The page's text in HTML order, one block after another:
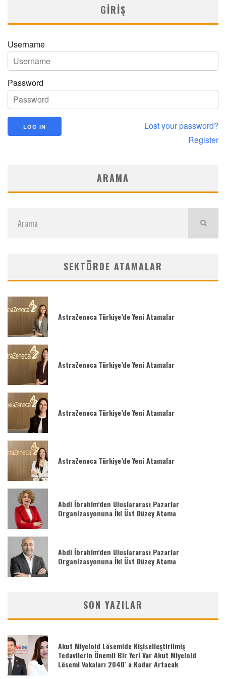
GIRIŞ
Username
Password
Lost your password?
Register
ARAMA
SEKTÖRDE ATAMALAR
AstraZeneca Türkiye’de Yeni Atamalar
AstraZeneca Türkiye’de Yeni Atamalar
AstraZeneca Türkiye’de Yeni Atamalar
AstraZeneca Türkiye’de Yeni Atamalar
Abdi İbrahim’den Uluslararası Pazarlar
Organizasyonuna İki Üst Düzey Atama
Abdi İbrahim’den Uluslararası Pazarlar
Organizasyonuna İki Üst Düzey Atama
SON YAZILAR
Akut Miyeloid Lösemide Kişiselleştirilmiş
Tedavilerin Önemli Bir Yeri Var Akut Miyeloid
Lösemi Vakaları 2040′ a Kadar Artacak